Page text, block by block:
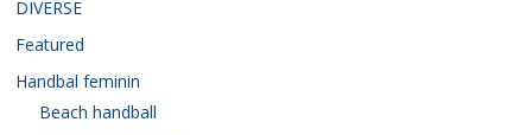
DIVERSE
Featured
Handbal feminin
Beach handball